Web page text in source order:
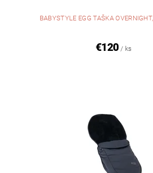
BABYSTYLE EGG TAŠKA
€120 / ks